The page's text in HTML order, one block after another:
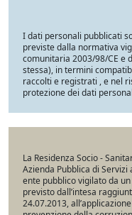
I dati personali pubblicati
previste dalla normativa
comunitaria 2003/98/CE e
stessa), in termini
raccolti e registrati , e nel
protezione dei dati
La Residenza Socio -
Azienda Pubblica di Servizi
ente pubblico vigilato da
previsto dall’intesa
24.07.2013,